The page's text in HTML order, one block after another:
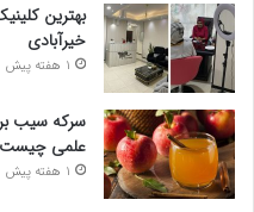
بهترین
خیرآبادی
1 هفته پیش
سرکه سیب
علمی
1 هفته پیش